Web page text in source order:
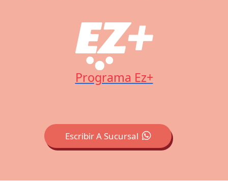
Programa Ez+
Escribir A Sucursal